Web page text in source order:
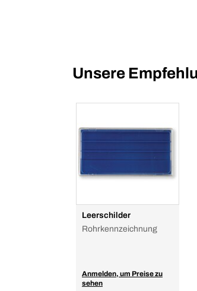
Unsere
Leerschilder
Rohrkennzeichnung
Anmelden, um Preise zu
sehen